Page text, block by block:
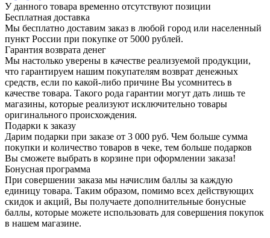
У данного товара временно отсутствуют позиции
Бесплатная доставка
Мы бесплатно доставим заказ в любой город или населенный
пункт России при покупке от 5000 рублей.
Гарантия возврата денег
Мы настолько уверены в качестве реализуемой продукции,
что гарантируем нашим покупателям возврат денежных
средств, если по какой-либо причине Вы усомнитесь в
качестве товара. Такого рода гарантии могут дать лишь те
магазины, которые реализуют исключительно товары
оригинального происхождения.
Подарки к заказу
Дарим подарки при заказе от 3 000 руб. Чем больше сумма
покупки и количество товаров в чеке, тем больше подарков
Вы сможете выбрать в корзине при оформлении заказа!
Бонусная программа
При совершении заказа мы начислим баллы за каждую
единицу товара. Таким образом, помимо всех действующих
скидок и акций, Вы получаете дополнительные бонусные
баллы, которые можете использовать для совершения покупок
в нашем магазине.